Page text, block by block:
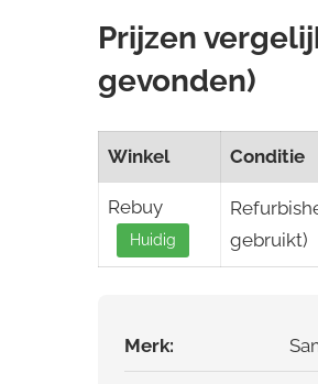
Prijzen
gevonden)
Winkel Conditie
Rebuy
Huidig
gebruikt)
Merk: